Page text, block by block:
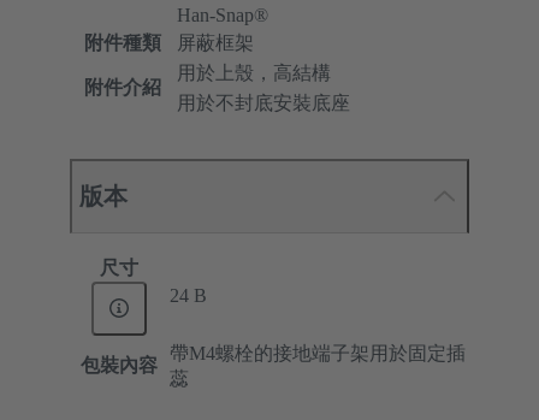
Han-Snap®
附件種類
屏蔽框架
附件介紹
用於上殼，高結構
用於不封底安裝底座
版本
尺寸
24 B
包裝內容
帶M4螺栓的接地端子架用於固定插
蕊